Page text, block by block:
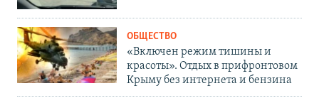
ОБЩЕСТВО
«Включен режим тишины и
красоты». Отдых в прифронтовом
Крыму без интернета и бензина